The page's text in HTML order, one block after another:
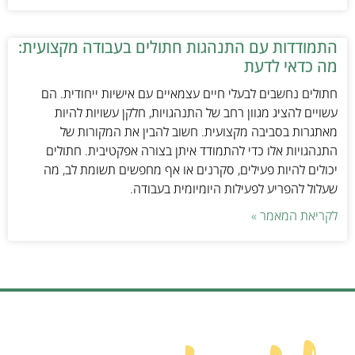
התמודדות עם התנהגות חתולים בעבודה מקצועית:
מה כדאי לדעת
חתולים נחשבים לבעלי חיים עצמאיים עם אישיות ייחודית. הם
עשויים להציג מגוון רחב של התנהגויות, חלקן עשויות להיות
מאתגרות בסביבה מקצועית. חשוב להבין את המקורות של
התנהגויות אלו כדי להתמודד איתן בצורה אפקטיבית. חתולים
יכולים להיות פעילים, סקרנים או אף מחפשים תשומת לב, מה
שעלול להפריע לפעילות היומיומית בעבודה.
לקריאת המאמר »